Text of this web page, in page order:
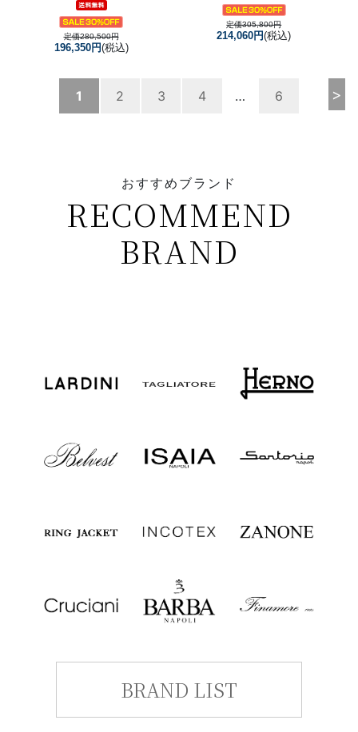
定価280,500円
196,350円(税込)
定価305,800円
214,060円(税込)
>
1 2 3 4 … 6
おすすめブランド
RECOMMEND
BRAND
BRAND LIST